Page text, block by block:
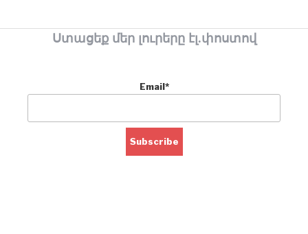
Ստացեք մեր լուրերը էլ.փոստով
Email*